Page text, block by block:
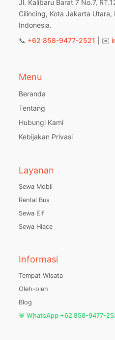
Jl. Kalibaru Barat 7 No.7,
Cilincing, Kota Jakarta Utara,
Indonesia.
📞 +62 858-9477-2521 | ✉️
Menu
Beranda
Tentang
Hubungi Kami
Kebijakan Privasi
Layanan
Sewa Mobil
Rental Bus
Sewa Elf
Sewa Hiace
Informasi
Tempat Wisata
Oleh-oleh
Blog
💬 WhatsApp +62 858-9477-